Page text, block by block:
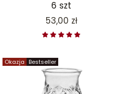
6 szt
Cena
53,00 zł
Okazja Bestseller